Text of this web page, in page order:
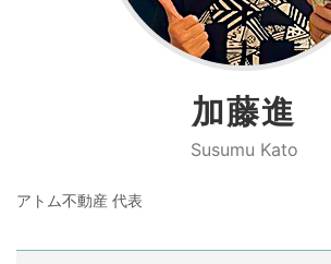
加藤進
Susumu Kato
アトム不動産 代表